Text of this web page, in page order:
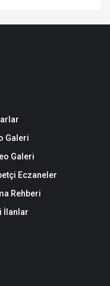
Galeri
Galeri
Eczaneler
Rehberi
İlanlar